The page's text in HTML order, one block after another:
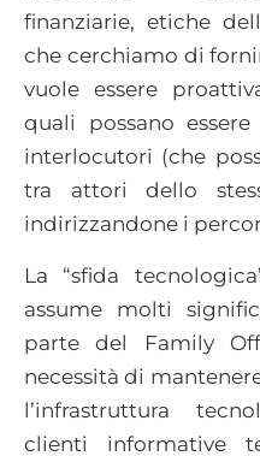
finanziarie, etiche
che cerchiamo di
vuole essere
quali possano
interlocutori (che
tra attori dello
indirizzandone i
La “sfida
assume molti
parte del Family
necessità di
l’infrastruttura
clienti informative